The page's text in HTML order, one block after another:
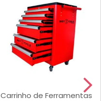
Carrinho de Ferramentas